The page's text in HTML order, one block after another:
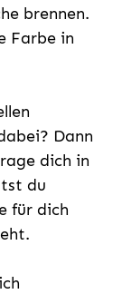
brennen.
Farbe in
Dann
dich in
du
für dich